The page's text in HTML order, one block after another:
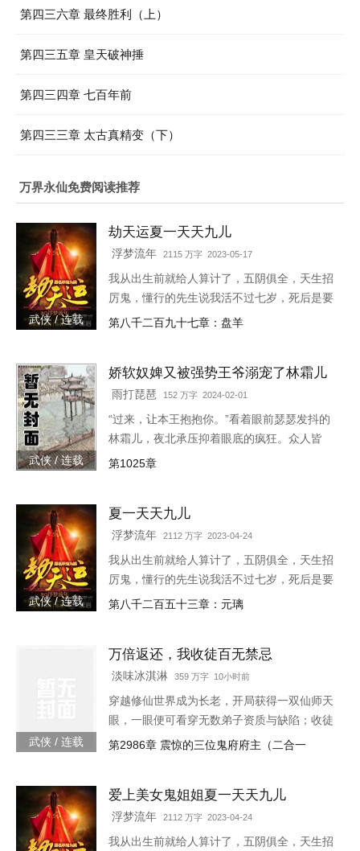
第四三六章 最终胜利（上）
第四三五章 皇天破神捶
第四三四章 七百年前
第四三三章 太古真精变（下）
万界永仙免费阅读推荐
武侠 / 连载
劫天运夏一天天九儿
浮梦流年 2115 万字 2023-05-17
我从出生前就给人算计了，五阴俱全，天生招
厉鬼，懂行的先生说我活不过七岁，死后是要
给人养成血衣小鬼害人的。外婆为了救我，给
第八千二百九十七章：盘羊
武侠 / 连载
娇软奴婢又被强势王爷溺宠了林霜儿
夜北承
雨打琵琶 152 万字 2024-02-01
“过来，让本王抱抱你。”看着眼前瑟瑟发抖的
林霜儿，夜北承压抑着眼底的疯狂。众人皆
知，大宋的战神王爷清冷寡欲，不近女色，偏
不该沉迷于主子的宠爱。可这位主子，替她撑
腰，在她面前屈尊降贵，还给了她独一无二的
偏宠。林霜儿泥足深陷，心里眼里都只容得下
他。可是后来，主子带回一个姑娘，那姑娘
第1025章
武侠 / 连载
夏一天天九儿
浮梦流年 2112 万字 2023-04-24
我从出生前就给人算计了，五阴俱全，天生招
厉鬼，懂行的先生说我活不过七岁，死后是要
给人养成血衣小鬼害人的。外婆为了救我，给
第八千二百五十三章：元璃
武侠 / 连载
万倍返还，我收徒百无禁忌
淡味冰淇淋 359 万字 10小时前
穿越修仙世界成为长老，开局获得一双仙师天
眼，一眼便可看穿无数弟子资质与缺陷；收徒
圣阶资质弟子，获得万倍返还体质，徒弟修炼
百倍返还，你突破到了筑基期巅峰！” “你培养
徒弟修为从筑基期突破，获得千倍返还，你突
破到了金丹期巅峰！” “你培养徒弟修为从金丹
第2986章 震惊的三位鬼府府主（二合一
爱上美女鬼姐姐夏一天天九儿
浮梦流年 2112 万字 2023-04-24
我从出生前就给人算计了，五阴俱全，天生招